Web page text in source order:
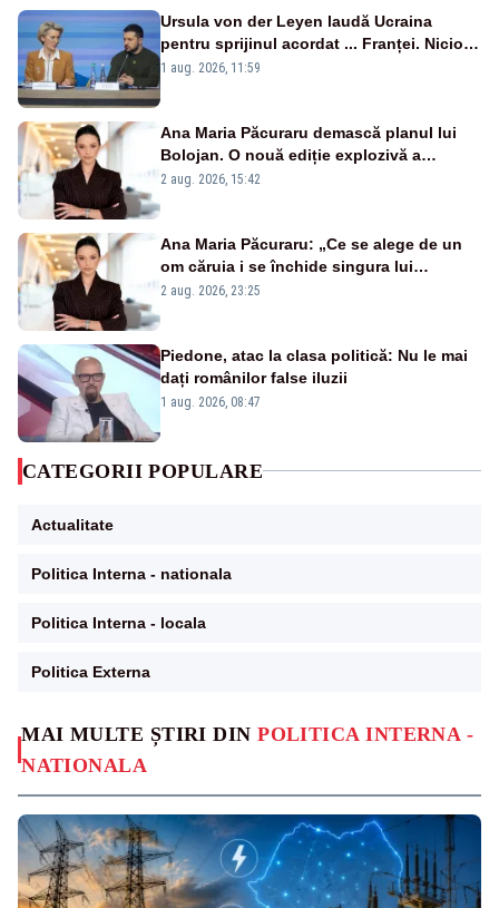
MAI MULTE ȘTIRI DINPOLITICA INTERNA -
NATIONALA
Ursula von der Leyen laudă Ucraina
pentru sprijinul acordat ... Franței. Nicio
reacție privind ajutorul energetic promis
1 aug. 2026, 11:59
Ana Maria Păcuraru demască planul lui
Bolojan. O nouă ediție explozivă a
emisiunii „Miza Zilei” la Realitatea PLUS
2 aug. 2026, 15:42
Ana Maria Păcuraru: „Ce se alege de un
om căruia i se închide singura lui
portiță?”
2 aug. 2026, 23:25
Piedone, atac la clasa politică: Nu le mai
dați românilor false iluzii
1 aug. 2026, 08:47
CATEGORII POPULARE
Actualitate
Politica Interna - nationala
Politica Interna - locala
Politica Externa